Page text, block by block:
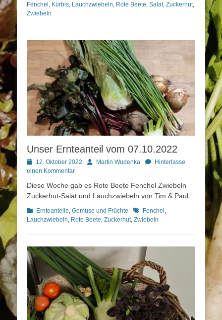
Fenchel , Kürbis, Lauchzwiebeln, Rote Beete, Salat, Zuckerhut,
Zwiebeln
Unser Ernteanteil vom 07.10.2022
Posted
on
12. Oktober 2022 AutorMartin Wudenka
Hinterlasse
einen Kommentar
Diese Woche gab es Rote Beete Fenchel Zwiebeln
Zuckerhut-Salat und Lauchzwiebeln von Tim & Paul.
Kategorien
Ernteanteile Gemüse und Früchte Schlagworte
Fenchel
Lauchzwiebeln Rote Beete Zuckerhut, Zwiebeln